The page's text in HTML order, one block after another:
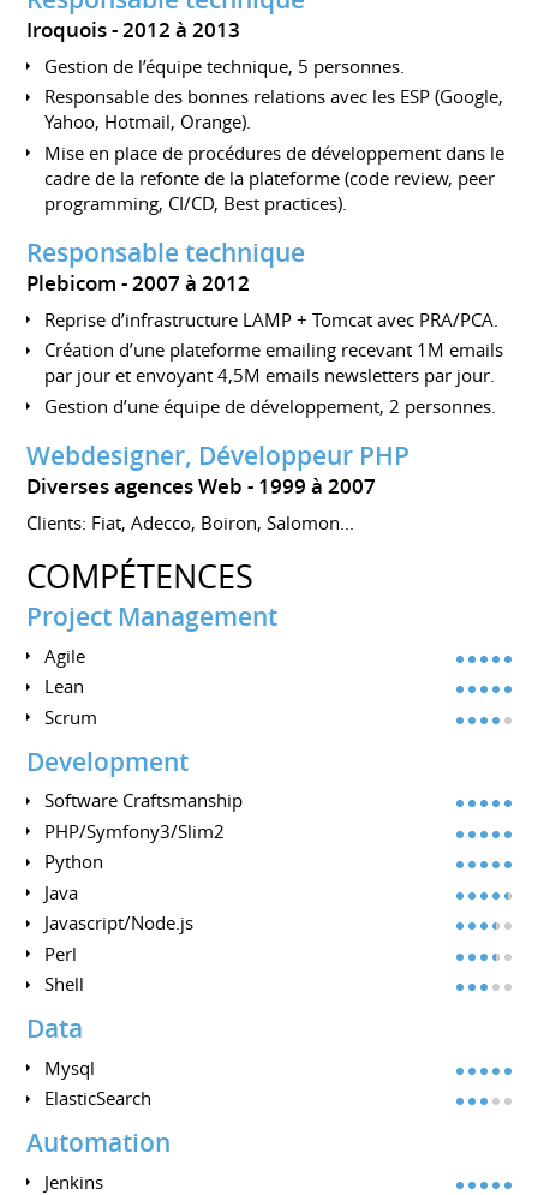
Iroquois 2012 à 2013
Gestion de l’équipe technique, 5 personnes.
Responsable des bonnes relations avec les ESP (Google,
Yahoo, Hotmail, Orange).
Mise en place de procédures de développement dans le
cadre de la refonte de la plateforme (code review, peer
programming, CI/CD, Best practices).
Responsable technique
Plebicom 2007 à 2012
Reprise d’infrastructure LAMP + Tomcat avec PRA/PCA.
Création d’une plateforme emailing recevant 1M emails
par jour et envoyant 4,5M emails newsletters par jour.
Gestion d’une équipe de développement, 2 personnes.
Webdesigner, Développeur PHP
Diverses agences Web 1999 à 2007
Clients: Fiat, Adecco, Boiron, Salomon...
COMPÉTENCES
Project Management
Agile
Lean
Scrum
Development
Software Craftsmanship
PHP/Symfony3/Slim2
Python
Java
Javascript/Node.js
Perl
Shell
Data
Mysql
ElasticSearch
Automation
Jenkins